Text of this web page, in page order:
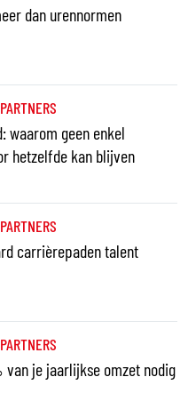
dan urennormen
waarom geen enkel
hetzelfde kan blijven
carrièrepaden talent
van je jaarlijkse omzet nodig